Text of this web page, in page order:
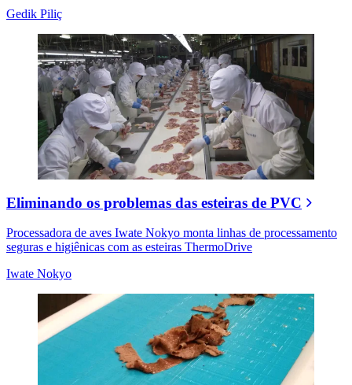
Gedik Piliç
Eliminando os problemas das esteiras de PVC
Processadora de aves Iwate Nokyo monta linhas de processamento
seguras e higiênicas com as esteiras ThermoDrive
Iwate Nokyo